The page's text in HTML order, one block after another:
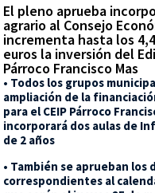
El pleno aprueba
agrario al Consejo
incrementa hasta los
euros la inversión del
Párroco Francisco Mas
• Todos los grupos
ampliación de la
para el CEIP Párroco
incorporará dos aulas de
de 2 años
• También se aprueban
correspondientes al